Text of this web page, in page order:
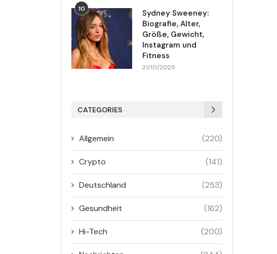
10
Sydney Sweeney:
Biografie, Alter,
Größe, Gewicht,
Instagram und
Fitness
21/10/2025
CATEGORIES
Allgemein (220)
Crypto (141)
Deutschland (253)
Gesundheit (162)
Hi-Tech (200)